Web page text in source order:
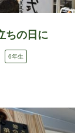
ちの日に
6年生